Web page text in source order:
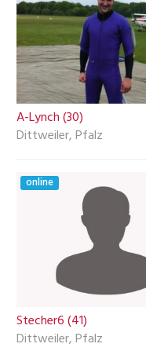
A-Lynch (30)
Dittweiler, Pfalz
online
Stecher6 (41)
Dittweiler, Pfalz